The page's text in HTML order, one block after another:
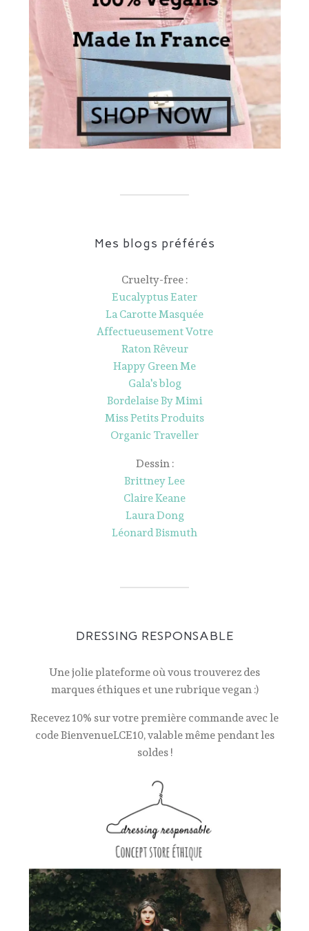
Mes blogs préférés
Cruelty-free :
Eucalyptus Eater
La Carotte Masquée
Affectueusement Votre
Raton Rêveur
Happy Green Me
Gala's blog
Bordelaise By Mimi
Miss Petits Produits
Organic Traveller
Dessin :
Brittney Lee
Claire Keane
Laura Dong
Léonard Bismuth
DRESSING RESPONSABLE
Une jolie plateforme où vous trouverez des
marques éthiques et une rubrique vegan :)
Recevez 10% sur votre première commande avec le
code BienvenueLCE10, valable même pendant les
soldes !